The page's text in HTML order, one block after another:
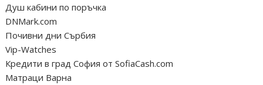
Душ кабини по поръчка
DNMark.com
Почивни дни Сърбия
Vip-Watches
Кредити в град София от SofiaCash.com
Матраци Варна